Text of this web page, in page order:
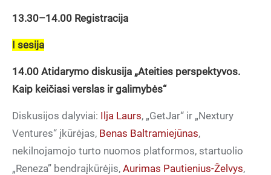
13.30–14.00 Registracija
I sesija
14.00 Atidarymo diskusija „Ateities perspektyvos.
Kaip keičiasi verslas ir galimybės“
Diskusijos dalyviai: Ilja Laurs, „GetJar“ ir „Nextury
Ventures“ įkūrėjas, Benas Baltramiejūnas,
nekilnojamojo turto nuomos platformos, startuolio
„Reneza” bendraįkūrėjis, Aurimas Pautienius-Želvys,